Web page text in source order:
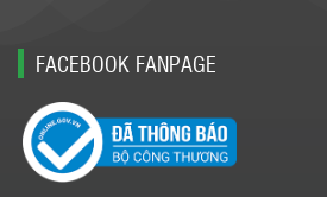
FACEBOOK FANPAGE